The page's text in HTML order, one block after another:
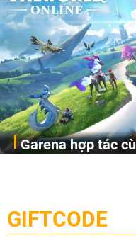
Garena hợp tác
cầu, theo giấy phép
Pocketpair, Inc.
GIFTCODE